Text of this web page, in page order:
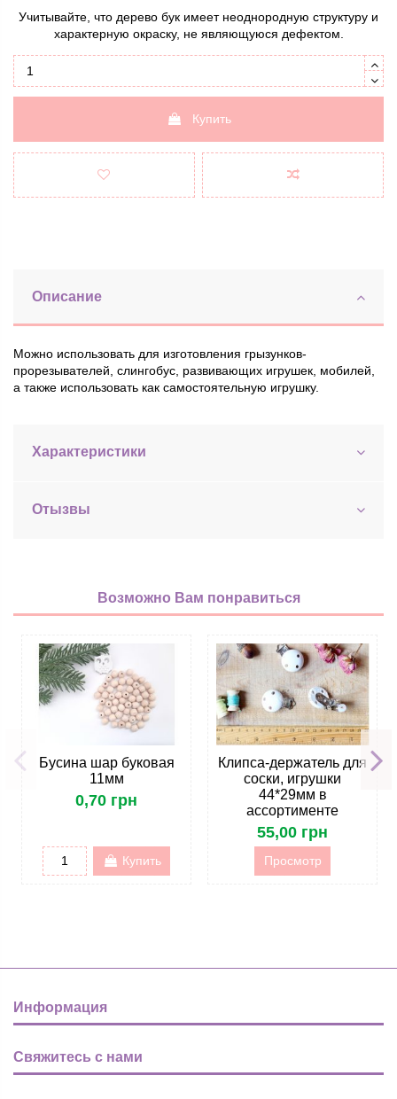
Учитывайте, что дерево бук имеет неоднородную структуру и
характерную окраску, не являющуюся дефектом.
Купить
Описание
Можно использовать для изготовления грызунков-
прорезывателей, слингобус, развивающих игрушек, мобилей,
а также использовать как самостоятельную игрушку.
Характеристики
Отызвы
Возможно Вам понравиться
Бусина шар буковая
11мм
0,70 грн
Купить
Клипса-держатель для
соски, игрушки
44*29мм в
ассортименте
55,00 грн
Просмотр
Информация
Свяжитесь с нами